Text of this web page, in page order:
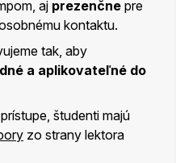
aj prezenčne pre
kontaktu.
tak, aby
a aplikovateľné do
študenti majú
zo strany lektora